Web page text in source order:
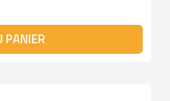
PANIER